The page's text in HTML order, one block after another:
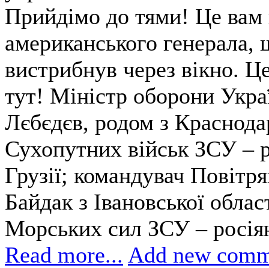
Прийдімо до тями! Це вам
американського генерала,
вистрибнув через вікно.
тут! Міністр оборони
Лєбєдєв, родом з
Сухопутних військ ЗСУ –
Грузії; командувач
Байдак з Івановської
Морських сил ЗСУ –
Read more... Add new